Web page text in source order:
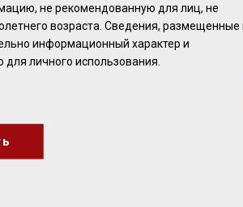
ПИЩЕВАЯ ЦЕННОСТЬ
в 100 миллилитрах (граммах): белков 6
Калорийность (энергетическая
не рекомендованную для лиц, не
возраста. Сведения, размещенные
информационный характер и
личного использования.